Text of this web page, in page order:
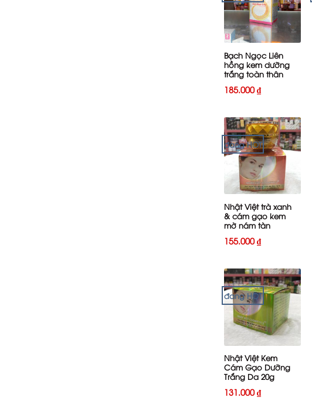
+
Bạch Ngọc Liên
hồng kem dưỡng
trắng toàn thân
185.000₫
đang HOT
+
Nhật Việt trà xanh
& cám gạo kem
mờ nám tàn
155.000₫
đang HOT
Nhật Việt Kem
Cám Gạo Dưỡng
Trắng Da 20g
131.000₫